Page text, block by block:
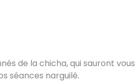
de la chicha, qui sauront vous
séances narguilé.